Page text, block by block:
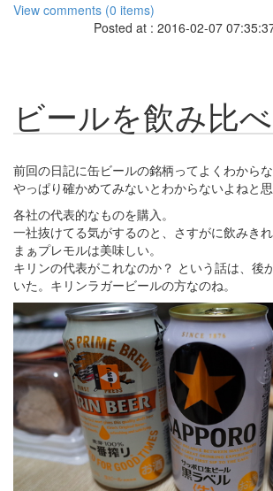
View comments (0 items)
Posted at : 2016-02-07
ビールを飲み比
前回の日記に缶ビールの銘柄ってよくわから
やっぱり確かめてみないとわからないよねと思
各社の代表的なものを購入。
一社抜けてる気がするのと、さすがに飲みきれ
まぁプレモルは美味しい。
キリンの代表がこれなのか？ という話は、後
いた。キリンラガービールの方なのね。